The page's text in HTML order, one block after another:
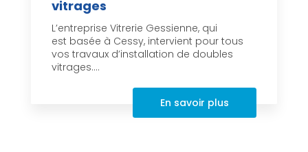
vitrages
L’entreprise Vitrerie Gessienne, qui
est basée à Cessy, intervient pour tous
vos travaux d’installation de doubles
vitrages....
En savoir plus